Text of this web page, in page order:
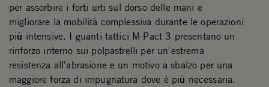
per assorbire i forti urti sul dorso delle mani e
migliorare la mobilità complessiva durante le operazioni
più intensive. I guanti tattici M-Pact 3 presentano un
rinforzo interno sui polpastrelli per un'estrema
resistenza all'abrasione e un motivo a sbalzo per una
maggiore forza di impugnatura dove è più necessaria.